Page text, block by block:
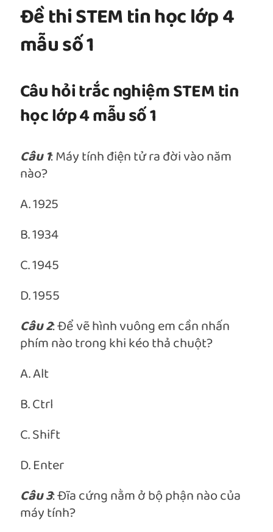
Đề thi STEM tin học lớp 4
mẫu số 1
Câu hỏi trắc nghiệm STEM tin
học lớp 4 mẫu số 1
Câu 1: Máy tính điện tử ra đời vào năm
nào?
A. 1925
B. 1934
C. 1945
D. 1955
Câu 2: Để vẽ hình vuông em cần nhấn
phím nào trong khi kéo thả chuột?
A. Alt
B. Ctrl
C. Shift
D. Enter
Câu 3: Đĩa cứng nằm ở bộ phận nào của
máy tính?